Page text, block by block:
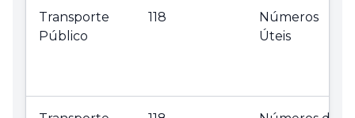
Transporte
Público
118
Números
Úteis